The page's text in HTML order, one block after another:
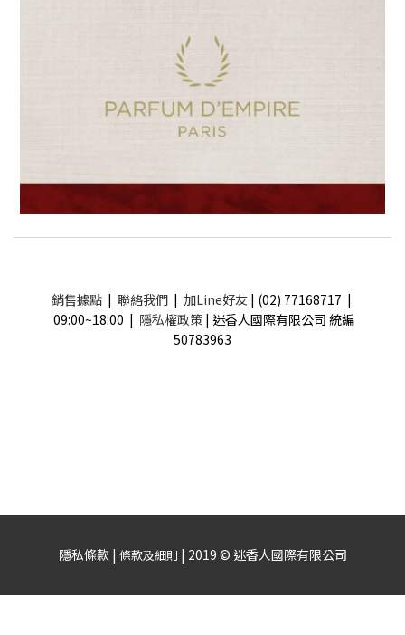
銷售據點| 聯絡我們| 加Line好友 | (02) 77168717 |
09:00~18:00 | 隱私權政策 | 迷香人國際有限公司 統編
50783963
隱私條款 | 條款及細則 | 2019 © 迷香人國際有限公司